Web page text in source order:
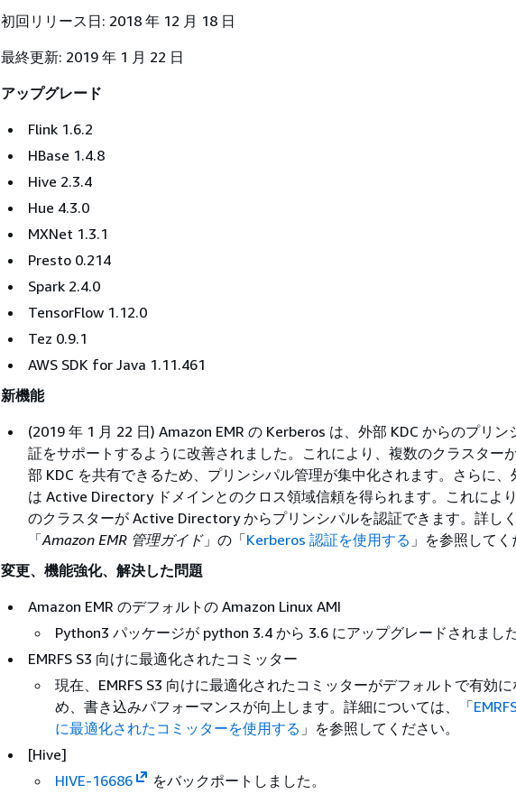
初回リリース日: 2018 年 12 月 18 日
最終更新: 2019 年 1 月 22 日
アップグレード
Flink 1.6.2
HBase 1.4.8
Hive 2.3.4
Hue 4.3.0
MXNet 1.3.1
Presto 0.214
Spark 2.4.0
TensorFlow 1.12.0
Tez 0.9.1
AWS SDK for Java 1.11.461
新機能
(2019 年 1 月 22 日) Amazon EMR の Kerberos は、外部 KDC からのプリン
証をサポートするように改善されました。これにより、複数のクラスター
部 KDC を共有できるため、プリンシパル管理が集中化されます。さらに、
は Active Directory ドメインとのクロス領域信頼を得られます。これによ
のクラスターが Active Directory からプリンシパルを認証できます。詳し
「Amazon EMR 管理ガイド」の「Kerberos 認証を使用する 」を参照して
変更、機能強化、解決した問題
Amazon EMR のデフォルトの Amazon Linux AMI
Python3 パッケージが python 3.4 から 3.6 にアップグレードされまし
EMRFS S3 向けに最適化されたコミッター
現在、EMRFS S3 向けに最適化されたコミッターがデフォルトで有効
め、書き込みパフォーマンスが向上します。詳細については、「
に最適化されたコミッターを使用する 」を参照してください。
[Hive]
HIVE-16686
をバックポートしました。